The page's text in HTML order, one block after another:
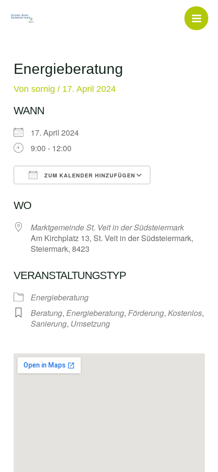
springen
Inhalt
Energieberatung
Von sornig / 17. April 2024
WANN
17. April 2024
9:00 - 12:00
ZUM KALENDER HINZUFÜGEN
WO
Marktgemeinde St. Veit in der Südsteiermark
Am Kirchplatz 13, St. Veit in der Südsteiermark,
Steiermark, 8423
VERANSTALTUNGSTYP
Energieberatung
Beratung, Energieberatung, Förderung, Kostenlos,
Sanierung, Umsetzung